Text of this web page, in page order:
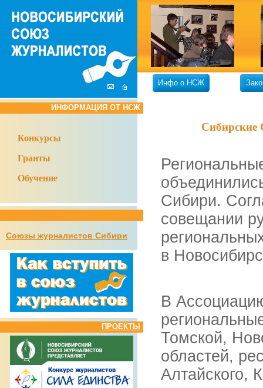
Инфо о НСЖ
ИНФОРМАЦИЯ ОТ НСЖ
Конкурсы
Гранты
Обучение
Союзы журналистов Сибири
ПРОЕКТЫ
Сибирские
Сибири.
совещании
в
В
Томской,
областей,
Алтайского,